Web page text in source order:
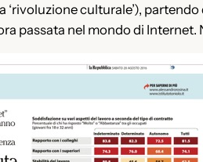
culturale’),
passata nel mondo di